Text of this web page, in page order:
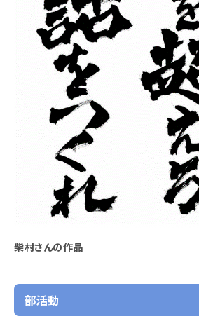
柴村さんの作品
部活動